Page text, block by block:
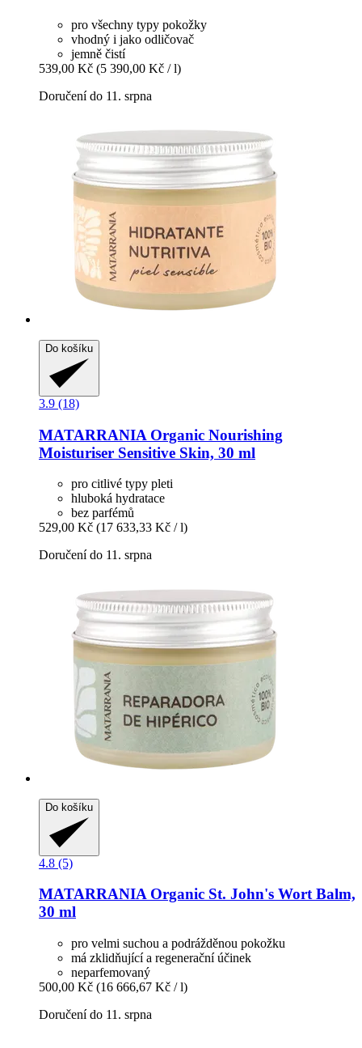
pro všechny typy pokožky
vhodný i jako odličovač
jemně čistí
539,00 Kč (5 390,00 Kč / l)
Doručení do 11. srpna
Do košíku
3.9 (18)
MATARRANIA Organic Nourishing
Moisturiser Sensitive Skin, 30 ml
pro citlivé typy pleti
hluboká hydratace
bez parfémů
529,00 Kč (17 633,33 Kč / l)
Doručení do 11. srpna
Do košíku
4.8 (5)
MATARRANIAOrganic St. John's Wort Balm,
30 ml
pro velmi suchou a podrážděnou pokožku
má zklidňující a regenerační účinek
neparfemovaný
500,00 Kč (16 666,67 Kč / l)
Doručení do 11. srpna